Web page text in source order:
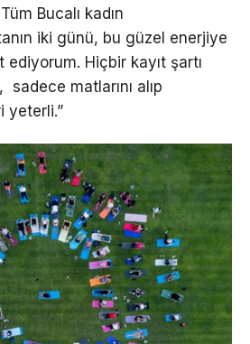
Bucalı kadın
iki günü, bu güzel enerjiye
Hiçbir kayıt şartı
matlarını alıp
yeterli.”